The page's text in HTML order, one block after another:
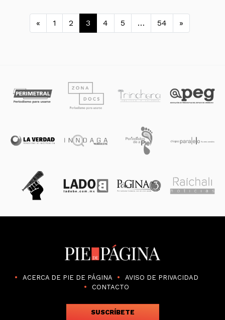
Navegación de entradas
« 1 2 3 4 5 … 54 »
ACERCA DE PIE DE PÁGINA
AVISO DE PRIVACIDAD
CONTACTO
SUSCRÍBETE